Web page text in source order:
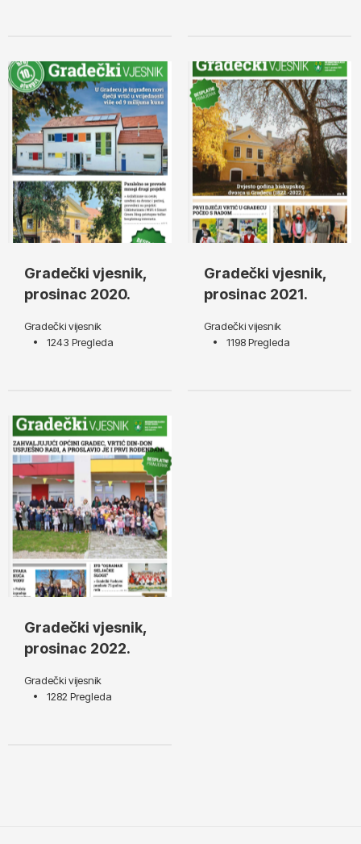
Gradečki vjesnik,
prosinac 2020.
Gradečki vijesnik
1243 Pregleda
Gradečki vjesnik,
prosinac 2021.
Gradečki vijesnik
1198 Pregleda
Gradečki vjesnik,
prosinac 2022.
Gradečki vijesnik
1282 Pregleda